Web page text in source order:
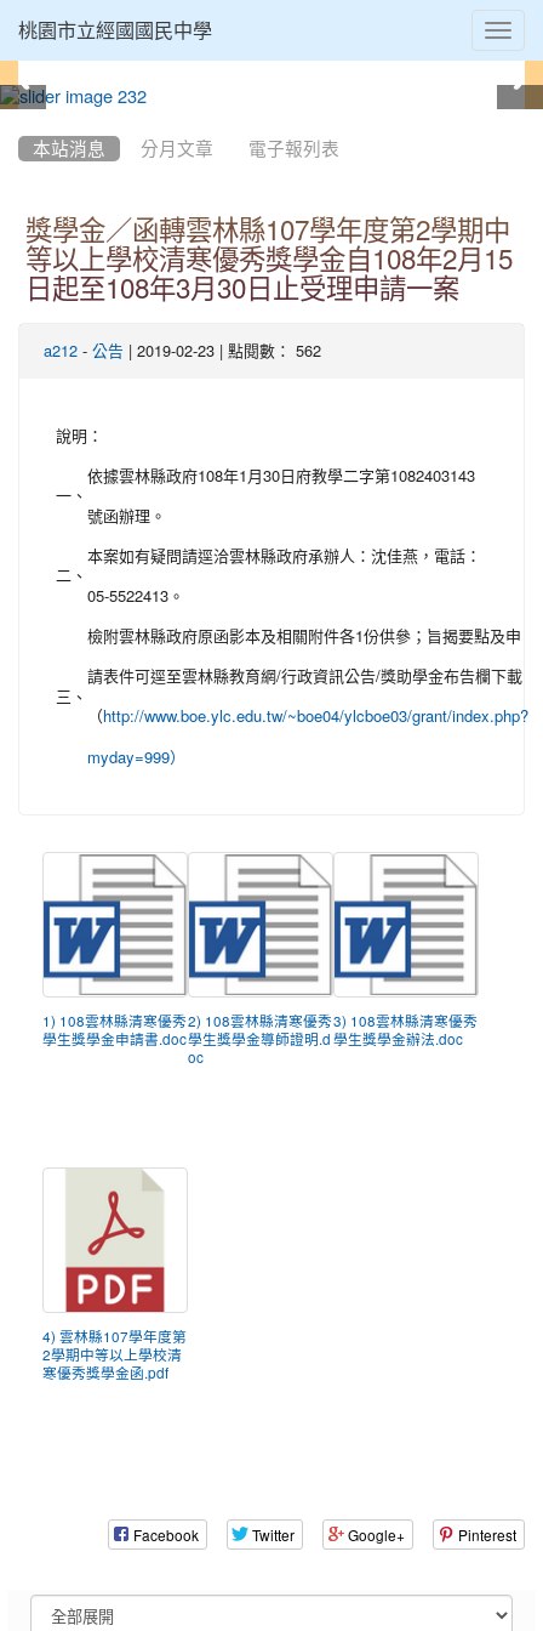
桃園市立經國國民中學
本站消息 分月文章 電子報列表
獎學金／函轉雲林縣107學年度第2學期中
等以上學校清寒優秀獎學金自108年2月15
日起至108年3月30日止受理申請一案
a212 - 公告 | 2019-02-23 | 點閱數： 562
說明：
一、
依據雲林縣政府108年1月30日府教學二字第1082403143
號函辦理。
二、
本案如有疑問請逕洽雲林縣政府承辦人：沈佳燕，電話：
05-5522413。
三、
檢附雲林縣政府原函影本及相關附件各1份供參；旨揭要點及申
請表件可逕至雲林縣教育網/行政資訊公告/獎助學金布告欄下載
（http://www.boe.ylc.edu.tw/~boe04/ylcboe03/grant/index.php?
myday=999）
1) 108雲林縣清寒優秀
學生獎學金申請書.doc
2) 108雲林縣清寒優秀
學生獎學金導師證明.d
oc
3) 108雲林縣清寒優秀
學生獎學金辦法.doc
4) 雲林縣107學年度第
2學期中等以上學校清
寒優秀獎學金函.pdf
Facebook Twitter Google+ Pinterest